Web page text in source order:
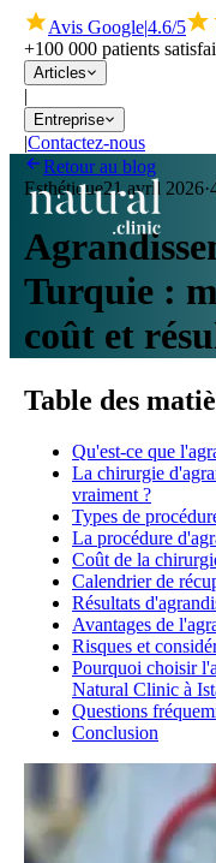
Avis Google|4.6/5
+100 000 patients
Articles
|
Entreprise
|Contactez-nous
Retour au blog
Esthétique21 avril 2026·
Turquie :
coût et
Table des
Qu'est-ce que
La chirurgie
vraiment ?
Types de
La procédure
Coût de la
Calendrier de
Résultats
Avantages de
Risques et
Pourquoi choisir
Natural Clinic à
Questions
Conclusion